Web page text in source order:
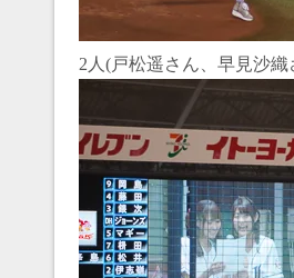
2人(戸松遥さん、早見沙織